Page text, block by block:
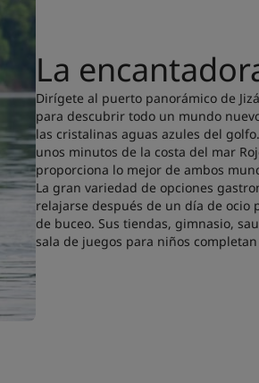
La
Dirígete al puerto panorámico de
para descubrir todo un mundo
las cristalinas aguas azules del
unos minutos de la costa del mar
proporciona lo mejor de ambos
La gran variedad de opciones
relajarse después de un día de ocio
de buceo. Sus tiendas, gimnasio,
sala de juegos para niños